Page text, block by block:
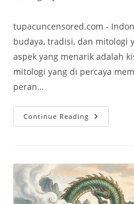
tupacuncensored.com -
budaya, tradisi, dan mitologi
aspek yang menarik adalah
mitologi yang di percaya
peran…
Continue Reading
Makhluk
Kutai